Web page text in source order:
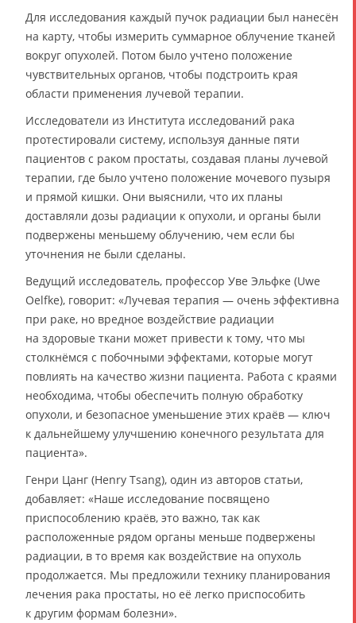
Для исследования каждый пучок радиации был нанесён
на карту, чтобы измерить суммарное облучение тканей
вокруг опухолей. Потом было учтено положение
чувствительных органов, чтобы подстроить края
области применения лучевой терапии.
Исследователи из Института исследований рака
протестировали систему, используя данные пяти
пациентов с раком простаты, создавая планы лучевой
терапии, где было учтено положение мочевого пузыря
и прямой кишки. Они выяснили, что их планы
доставляли дозы радиации к опухоли, и органы были
подвержены меньшему облучению, чем если бы
уточнения не были сделаны.
Ведущий исследователь, профессор Уве Эльфке (Uwe
Oelfke), говорит: «Лучевая терапия — очень эффективна
при раке, но вредное воздействие радиации
на здоровые ткани может привести к тому, что мы
столкнёмся с побочными эффектами, которые могут
повлиять на качество жизни пациента. Работа с краями
необходима, чтобы обеспечить полную обработку
опухоли, и безопасное уменьшение этих краёв — ключ
к дальнейшему улучшению конечного результата для
пациента».
Генри Цанг (Henry Tsang), один из авторов статьи,
добавляет: «Наше исследование посвящено
приспособлению краёв, это важно, так как
расположенные рядом органы меньше подвержены
радиации, в то время как воздействие на опухоль
продолжается. Мы предложили технику планирования
лечения рака простаты, но её легко приспособить
к другим формам болезни».